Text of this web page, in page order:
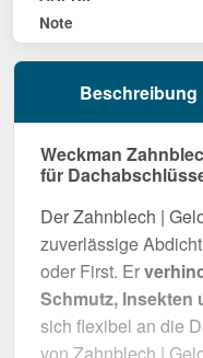
Note
Beschreibung
Weckman
für
Der Zahnblech |
zuverlässige
oder First. Er
Schmutz, Insekten
sich flexibel an die